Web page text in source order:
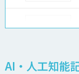
AI・人工知能